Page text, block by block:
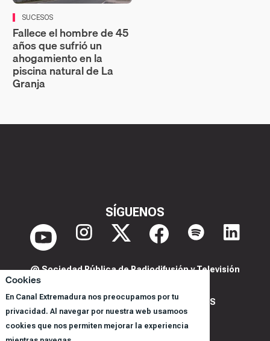
Cookies
En Canal Extremadura nos preocupamos por tu
privacidad. Al navegar por nuestra web usamoos
cookies que nos permiten mejorar la experiencia
SUCESOS
Fallece el hombre de 45
años que sufrió un
ahogamiento en la
piscina natural de La
Granja
SÍGUENOS
@ Sociedad Pública de Radiodifusión y Televisión
POLITICA DE PRIVACIDAD Y COOKIES